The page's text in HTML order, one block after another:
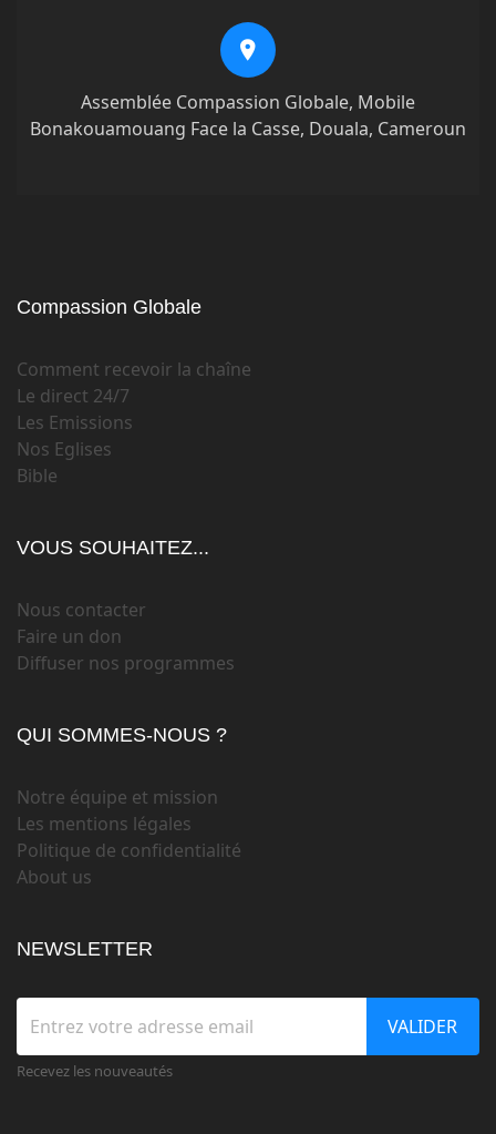
Assemblée Compassion Globale, Mobile
Bonakouamouang Face la Casse, Douala, Cameroun
Compassion Globale
Comment recevoir la chaîne
Le direct 24/7
Les Emissions
Nos Eglises
Bible
VOUS SOUHAITEZ...
Nous contacter
Faire un don
Diffuser nos programmes
QUI SOMMES-NOUS ?
Notre équipe et mission
Les mentions légales
Politique de confidentialité
About us
NEWSLETTER
VALIDER
Recevez les nouveautés